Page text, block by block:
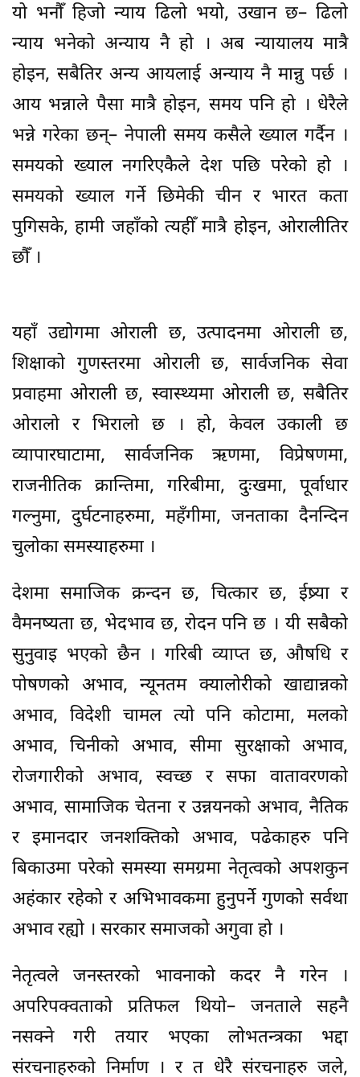
यो भनौँ हिजो न्याय ढिलो भयो, उखान छ– ढिलो
न्याय भनेको अन्याय नै हो । अब न्यायालय मात्रै
होइन, सबैतिर अन्य आयलाई अन्याय नै मान्नु पर्छ ।
आय भन्नाले पैसा मात्रै होइन, समय पनि हो । धेरैले
भन्ने गरेका छन्– नेपाली समय कसैले ख्याल गर्दैन ।
समयको ख्याल नगरिएकैले देश पछि परेको हो ।
समयको ख्याल गर्ने छिमेकी चीन र भारत कता
पुगिसके, हामी जहाँको त्यहीँ मात्रै होइन, ओरालीतिर
छौँ ।
यहाँ उद्योगमा ओराली छ, उत्पादनमा ओराली छ,
शिक्षाको गुणस्तरमा ओराली छ, सार्वजनिक सेवा
प्रवाहमा ओराली छ, स्वास्थ्यमा ओराली छ, सबैतिर
ओरालो र भिरालो छ । हो, केवल उकाली छ
व्यापारघाटामा, सार्वजनिक ऋणमा, विप्रेषणमा,
राजनीतिक क्रान्तिमा, गरिबीमा, दुःखमा, पूर्वाधार
गल्नुमा, दुर्घटनाहरुमा, महँगीमा, जनताका दैनन्दिन
चुलोका समस्याहरुमा ।
देशमा समाजिक क्रन्दन छ, चित्कार छ, ईष्र्या र
वैमनष्यता छ, भेदभाव छ, रोदन पनि छ । यी सबैको
सुनुवाइ भएको छैन । गरिबी व्याप्त छ, औषधि र
पोषणको अभाव, न्यूनतम क्यालोरीको खाद्यान्नको
अभाव, विदेशी चामल त्यो पनि कोटामा, मलको
अभाव, चिनीको अभाव, सीमा सुरक्षाको अभाव,
रोजगारीको अभाव, स्वच्छ र सफा वातावरणको
अभाव, सामाजिक चेतना र उन्नयनको अभाव, नैतिक
र इमानदार जनशक्तिको अभाव, पढेकाहरु पनि
बिकाउमा परेको समस्या समग्रमा नेतृत्वको अपशकुन
अहंकार रहेको र अभिभावकमा हुनुपर्ने गुणको सर्वथा
अभाव रह्यो । सरकार समाजको अगुवा हो ।
नेतृत्वले जनस्तरको भावनाको कदर नै गरेन ।
अपरिपक्वताको प्रतिफल थियो– जनताले सहनै
नसक्ने गरी तयार भएका लोभतन्त्रका भद्दा
संरचनाहरुको निर्माण । र त धेरै संरचनाहरु जले,